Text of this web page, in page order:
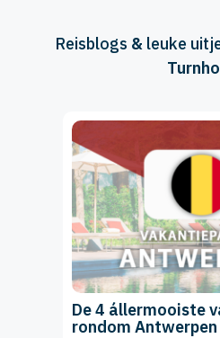
Reisblogs & leuke
De 4 állermooiste
rondom Antwerpen